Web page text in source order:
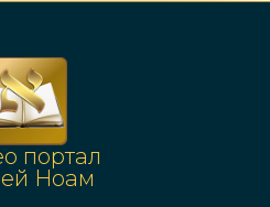
портал
Ноам